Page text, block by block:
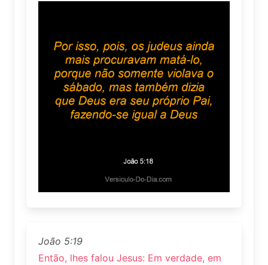
João 5:19
Então, lhes falou Jesus: Em verdade, em